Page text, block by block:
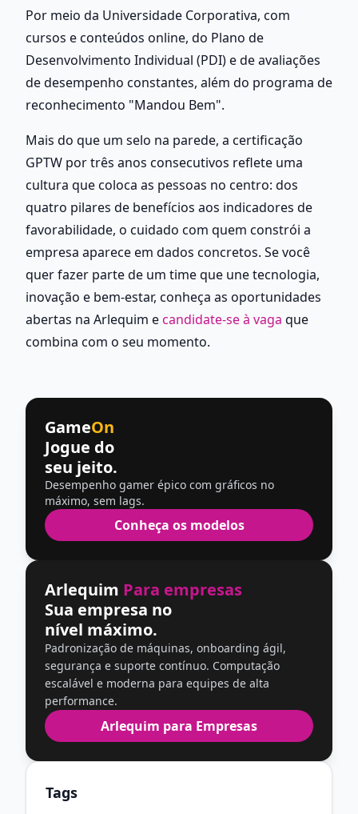
Por meio da Universidade Corporativa, com
cursos e conteúdos online, do Plano de
Desenvolvimento Individual (PDI) e de avaliações
de desempenho constantes, além do programa de
reconhecimento "Mandou Bem".
Mais do que um selo na parede, a certificação
GPTW por três anos consecutivos reflete uma
cultura que coloca as pessoas no centro: dos
quatro pilares de benefícios aos indicadores de
favorabilidade, o cuidado com quem constrói a
empresa aparece em dados concretos. Se você
quer fazer parte de um time que une tecnologia,
inovação e bem-estar, conheça as oportunidades
abertas na Arlequim e candidate-se à vaga que
combina com o seu momento.
GameOn
Jogue do
seu jeito.
Desempenho gamer épico com gráficos no
máximo, sem lags.
Conheça os modelos
Arlequim Para empresas
Sua empresa no
nível máximo.
Padronização de máquinas, onboarding ágil,
segurança e suporte contínuo. Computação
escalável e moderna para equipes de alta
performance.
Arlequim para Empresas
Tags